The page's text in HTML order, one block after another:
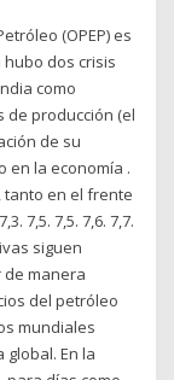
(OPEP) es
dos crisis
como
de producción (el
de su
en la economía .
tanto en el frente
7,5. 7,5. 7,6. 7,7.
siguen
manera
del petróleo
mundiales
En la